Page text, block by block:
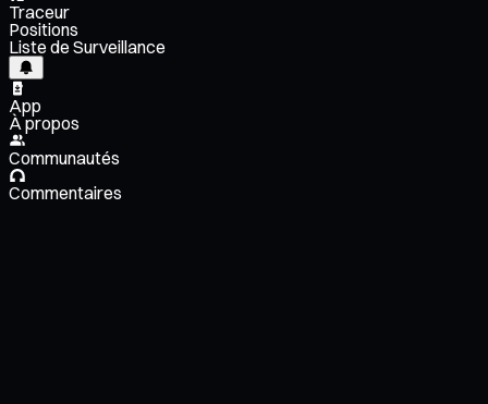
Traceur
Positions
Liste de Surveillance
App
À propos
Communautés
Commentaires